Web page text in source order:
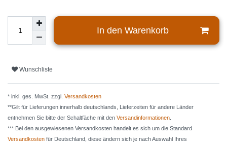
In den Warenkorb
Wunschliste
* inkl. ges. MwSt. zzgl. Versandkosten
**Gilt für Lieferungen innerhalb deutschlands, Lieferzeiten für andere Länder
entnehmen Sie bitte der Schaltfäche mit den Versandinformationen
*** Bei den ausgewiesenen Versandkosten handelt es sich um die Standard
Versandkosten für Deutschland, diese ändern sich je nach Auswahl Ihres